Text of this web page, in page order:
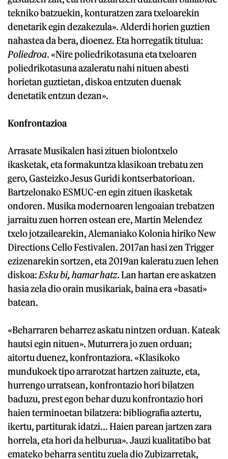
tekniko batzuekin, konturatzen zara txeloarekin
denetarik egin dezakezula». Alderdi horien guztien
nahastea da bera, dioenez. Eta horregatik titulua:
Poliedroa. «Nire poliedrikotasuna eta txeloaren
poliedrikotasuna azaleratu nahi nituen abesti
horietan guztietan, diskoa entzuten duenak
denetatik entzun dezan».
Konfrontazioa
Arrasate Musikalen hasi zituen biolontxelo
ikasketak, eta formakuntza klasikoan trebatu zen
gero, Gasteizko Jesus Guridi kontserbatorioan.
Bartzelonako ESMUC-en egin zituen ikasketak
ondoren. Musika modernoaren lengoaian trebatzen
jarraitu zuen horren ostean ere, Martin Melendez
txelo jotzailearekin, Alemaniako Kolonia hiriko New
Directions Cello Festivalen. 2017an hasi zen Trigger
ezizenarekin sortzen, eta 2019an kaleratu zuen lehen
diskoa: Esku bi, hamar hatz. Lan hartan ere askatzen
hasia zela dio orain musikariak, baina era «basati»
batean.
«Beharraren beharrez askatu nintzen orduan. Kateak
hautsi egin nituen». Muturrera jo zuen orduan;
aitortu duenez, konfrontaziora. «Klasikoko
mundukoek tipo arrarotzat hartzen zaituzte, eta,
hurrengo urratsean, konfrontazio hori bilatzen
baduzu, prest egon behar duzu konfrontazio hori
haien terminoetan bilatzera: bibliografia aztertu,
ikertu, partiturak idatzi... Haien parean jartzen zara
horrela, eta hori da helburua». Jauzi kualitatibo bat
emateko beharra sentitu zuela dio Zubizarretak,